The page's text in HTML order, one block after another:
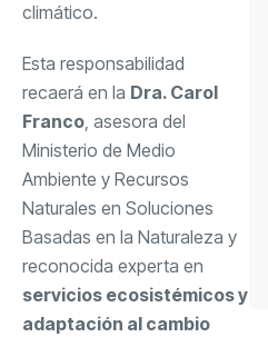
climático.
Esta responsabilidad
recaerá en la Dra. Carol
Franco, asesora del
Ministerio de Medio
Ambiente y Recursos
Naturales en Soluciones
Basadas en la Naturaleza y
reconocida experta en
servicios ecosistémicos y
adaptación al cambio